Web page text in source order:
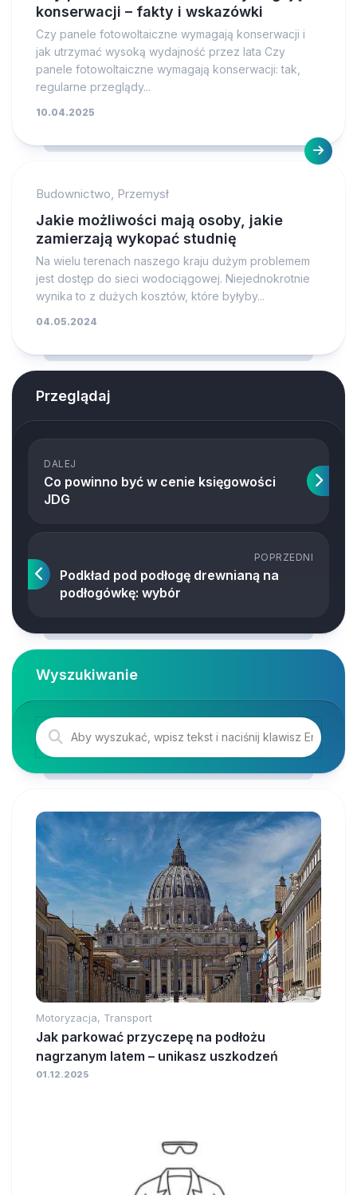
konserwacji – fakty i wskazówki
Czy panele fotowoltaiczne wymagają konserwacji i
jak utrzymać wysoką wydajność przez lata Czy
panele fotowoltaiczne wymagają konserwacji: tak,
regularne przeglądy...
10.04.2025
Budownictwo, Przemysł
Jakie możliwości mają osoby, jakie
zamierzają wykopać studnię
Na wielu terenach naszego kraju dużym problemem
jest dostęp do sieci wodociągowej. Niejednokrotnie
wynika to z dużych kosztów, które byłyby...
04.05.2024
Przeglądaj
DALEJ
Co powinno być w cenie księgowości
JDG
POPRZEDNI
Podkład pod podłogę drewnianą na
podłogówkę: wybór
Wyszukiwanie
Motoryzacja, Transport
Jak parkować przyczepę na podłożu
nagrzanym latem – unikasz uszkodzeń
01.12.2025